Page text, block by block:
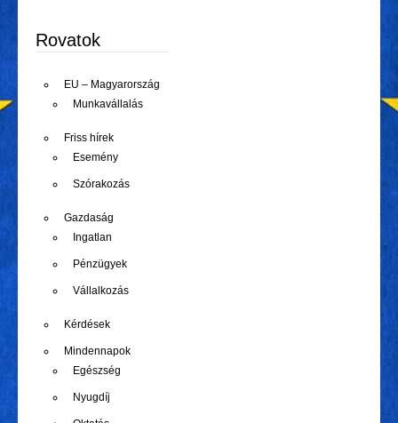
Rovatok
EU – Magyarország
Munkavállalás
Friss hírek
Esemény
Szórakozás
Gazdaság
Ingatlan
Pénzügyek
Vállalkozás
Kérdések
Mindennapok
Egészség
Nyugdíj